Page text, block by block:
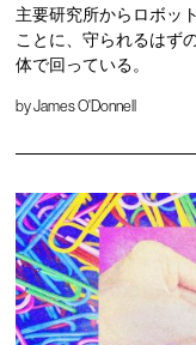
主要研究所からロボッ
ことに、守られるはず
体で回っている。
byJames O'Donnell